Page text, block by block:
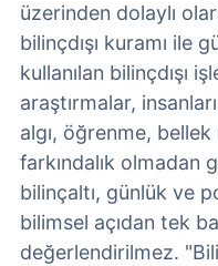
üzerinden dolaylı
bilinçdışı kuramı ile
kullanılan bilinçdışı
araştırmalar,
algı, öğrenme,
farkındalık olmadan
bilinçaltı, günlük ve
bilimsel açıdan tek
değerlendirilmez.